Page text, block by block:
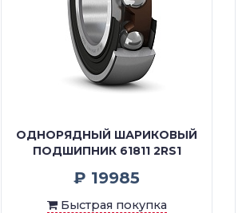
ОДНОРЯДНЫЙ ШАРИКОВЫЙ
ПОДШИПНИК 61811 2RS1
₽ 19985
Быстрая покупка